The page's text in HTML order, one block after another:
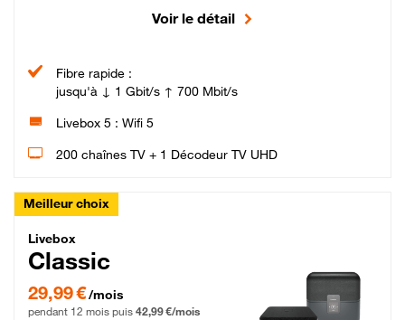
Voir le détail
Fibre rapide :
jusqu'à ↓ 1 Gbit/s ↑ 700 Mbit/s
Livebox 5 : Wifi 5
200 chaînes TV + 1 Décodeur TV UHD
Meilleur choix
Livebox Classic Fibre
Livebox
Classic
29,99 € par mois pendant 12 mois puis 42,99 € par mois, Engagement 12 mois
29,99 €/mois
pendant 12 mois puis 42,99 €/mois